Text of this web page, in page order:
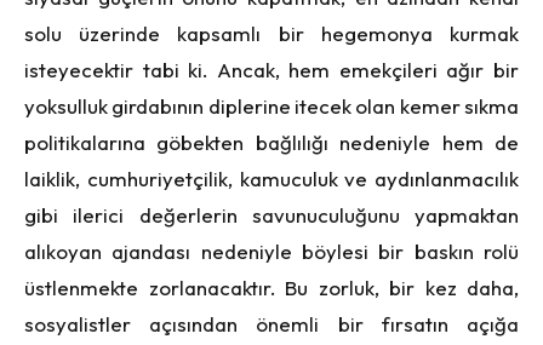
solu üzerinde kapsamlı bir hegemonya kurmak
isteyecektir tabi ki. Ancak, hem emekçileri ağır bir
yoksulluk girdabının diplerine itecek olan kemer sıkma
politikalarına göbekten bağlılığı nedeniyle hem de
laiklik, cumhuriyetçilik, kamuculuk ve aydınlanmacılık
gibi ilerici değerlerin savunuculuğunu yapmaktan
alıkoyan ajandası nedeniyle böylesi bir baskın rolü
üstlenmekte zorlanacaktır. Bu zorluk, bir kez daha,
sosyalistler açısından önemli bir fırsatın açığa